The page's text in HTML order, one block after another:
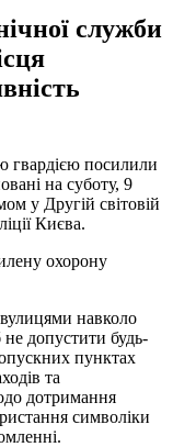
служби
гвардією посилили
на суботу, 9
у Другій світовій
Києва.
охорону
навколо
допустити будь-
пунктах
та
дотримання
символіки